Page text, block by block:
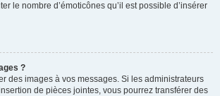
le nombre d’émoticônes qu’il est possible d’insérer
?
des images à vos messages. Si les administrateurs
de pièces jointes, vous pourrez transférer des